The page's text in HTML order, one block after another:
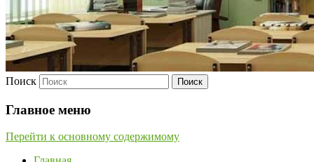
Поиск
Главное меню
Перейти к основному содержимому